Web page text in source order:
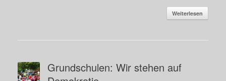
Weiterlesen
Grundschulen: Wir stehen auf